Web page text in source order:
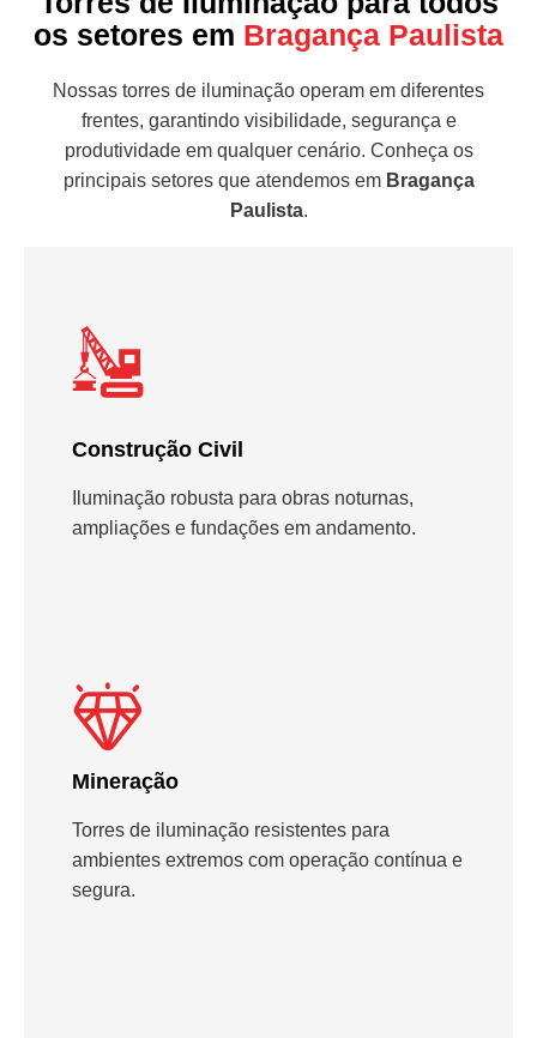
os setores em Bragança Paulista
Nossas torres de iluminação operam em diferentes
frentes, garantindo visibilidade, segurança e
produtividade em qualquer cenário. Conheça os
principais setores que atendemos em Bragança
Paulista.
Construção Civil
Iluminação robusta para obras noturnas,
ampliações e fundações em andamento.
Mineração
Torres de iluminação resistentes para
ambientes extremos com operação contínua e
segura.